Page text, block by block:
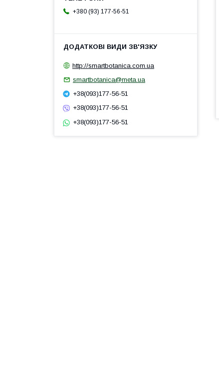
+380 (93) 177-56-51
http://smartbotanica.com.ua
smartbotanica@meta.ua
+38(093)177-56-51
+38(093)177-56-51
+38(093)177-56-51